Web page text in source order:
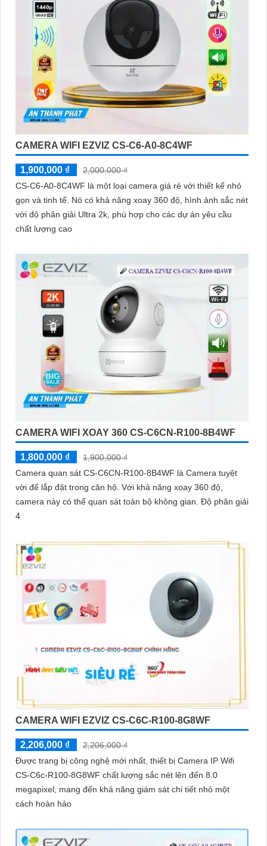
CAMERA WIFI EZVIZ CS-C6-A0-8C4WF
1,900,000 ₫
2,000,000 ₫
CS-C6-A0-8C4WF là một loại camera giá rẻ với thiết kế nhỏ
gọn và tinh tế. Nó có khả năng xoay 360 độ, hình ảnh sắc nét
với độ phân giải Ultra 2k, phù hợp cho các dự án yêu cầu
chất lượng cao
CAMERA WIFI XOAY 360 CS-C6CN-R100-8B4WF
1,800,000 ₫
1,900,000 ₫
Camera quan sát CS-C6CN-R100-8B4WF là Camera tuyệt
vời để lắp đặt trong căn hộ. Với khả năng xoay 360 độ,
camera này có thể quan sát toàn bộ không gian. Độ phân giải
4
CAMERA WIFI EZVIZ CS-C6C-R100-8G8WF
2,206,000 ₫
2,206,000 ₫
Được trang bị công nghệ mới nhất, thiết bị Camera IP Wifi
CS-C6c-R100-8G8WF chất lượng sắc nét lên đến 8.0
megapixel, mang đến khả năng giám sát chi tiết nhỏ một
cách hoàn hảo